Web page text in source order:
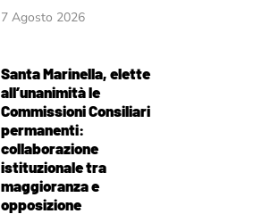
7 Agosto 2026
Santa Marinella, elette
all’unanimità le
Commissioni Consiliari
permanenti:
collaborazione
istituzionale tra
maggioranza e
opposizione